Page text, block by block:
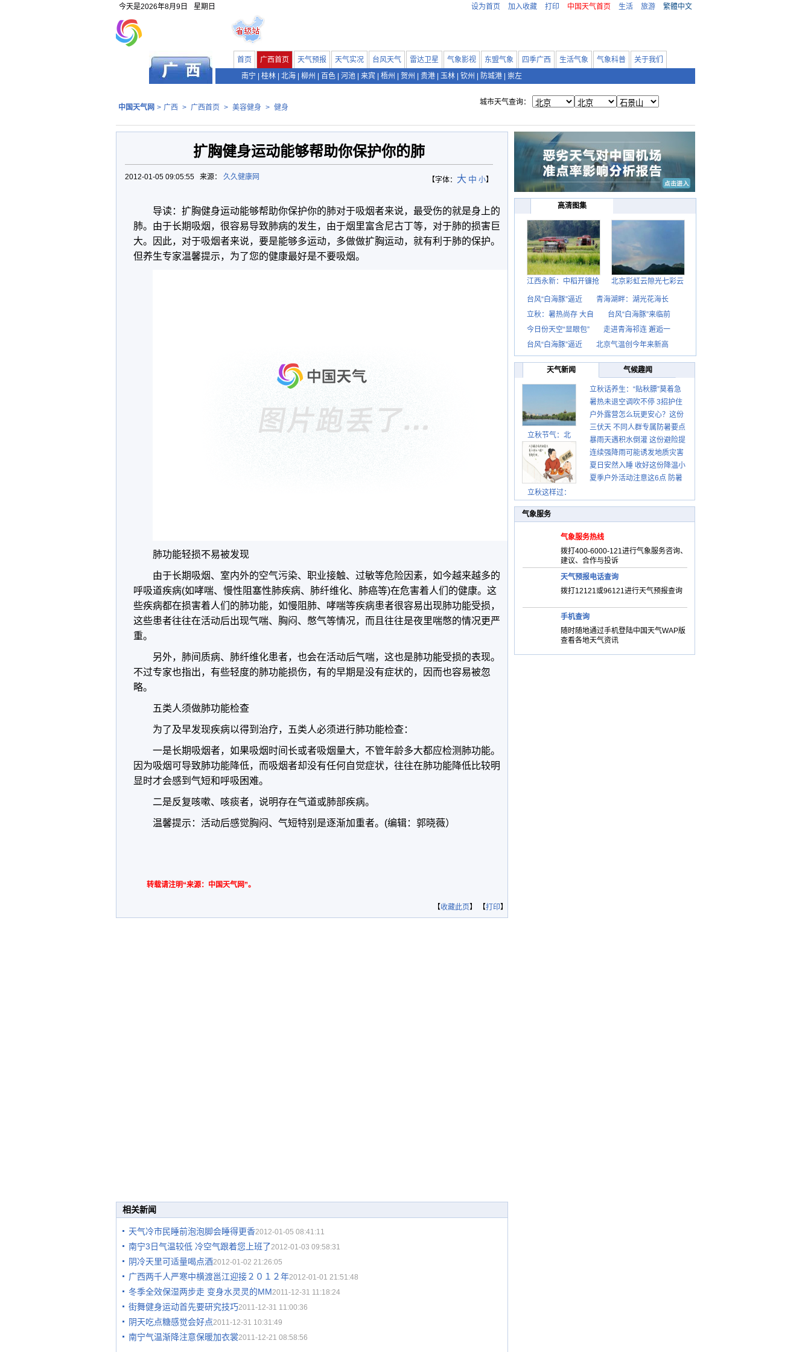
今天是2026年8月9日 星期日 设为首页 加入收藏 打印 中国天气首页 生活 旅游 繁體中文
首页 广西首页 天气预报 天气实况 台风天气 雷达卫星 气象影视 东盟气象 四季广西 生活气象 气象科普
关于我们
南宁
桂林 北海 柳州 百色 河池 来宾 梧州 贺州 贵港 玉林 钦州 防城港 崇左
中国天气网 > 广西 > 广西首页 > 美容健身 > 健身
城市天气查询：
扩胸健身运动能够帮助你保护你的肺
【字体： 大 中 小】
2012-01-05 09:05:55 来源： 久久健康网
导读：扩胸健身运动能够帮助你保护你的肺对于吸烟者来说，最受伤的就是身上的
肺。由于长期吸烟，很容易导致肺病的发生，由于烟里富含尼古丁等，对于肺的损害巨
大。因此，对于吸烟者来说，要是能够多运动，多做做扩胸运动，就有利于肺的保护。
但养生专家温馨提示，为了您的健康最好是不要吸烟。
肺功能轻损不易被发现
由于长期吸烟、室内外的空气污染、职业接触、过敏等危险因素，如今越来越多的
呼吸道疾病(如哮喘、慢性阻塞性肺疾病、肺纤维化、肺癌等)在危害着人们的健康。这
些疾病都在损害着人们的肺功能，如慢阻肺、哮喘等疾病患者很容易出现肺功能受损，
这些患者往往在活动后出现气喘、胸闷、憋气等情况，而且往往是夜里喘憋的情况更严
重。
另外，肺间质病、肺纤维化患者，也会在活动后气喘，这也是肺功能受损的表现。
不过专家也指出，有些轻度的肺功能损伤，有的早期是没有症状的，因而也容易被忽
略。
五类人须做肺功能检查
为了及早发现疾病以得到治疗，五类人必须进行肺功能检查：
一是长期吸烟者，如果吸烟时间长或者吸烟量大，不管年龄多大都应检测肺功能。
因为吸烟可导致肺功能降低，而吸烟者却没有任何自觉症状，往往在肺功能降低比较明
显时才会感到气短和呼吸困难。
二是反复咳嗽、咳痰者，说明存在气道或肺部疾病。
温馨提示：活动后感觉胸闷、气短特别是逐渐加重者。(编辑：郭晓薇）
转载请注明“来源：中国天气网”。
【收藏此页】 【打印】
相关新闻
天气冷市民睡前泡泡脚会睡得更香2012-01-05 08:41:11
南宁3日气温较低 冷空气跟着您上班了2012-01-03 09:58:31
阴冷天里可适量喝点酒2012-01-02 21:26:05
广西两千人严寒中横渡邕江迎接２０１２年2012-01-01 21:51:48
冬季全效保湿两步走 变身水灵灵的MM2011-12-31 11:18:24
街舞健身运动首先要研究技巧2011-12-31 11:00:36
阴天吃点糖感觉会好点2011-12-31 10:31:49
南宁气温渐降注意保暖加衣裳2011-12-21 08:58:56
高清图集
江西永新：中稻开镰抢 北京彩虹云隙光七彩云
台风“白海豚”逼近
青海湖畔：湖光花海长
立秋：暑热尚存 大自
台风“白海豚”来临前
今日份天空“显眼包”
走进青海祁连 邂逅一
台风“白海豚”逼近
北京气温创今年来新高
天气新闻 气候趣闻
立秋节气：北
立秋这样过：
立秋话养生：“贴秋膘”莫着急
先清暑再防燥
暑热未退空调吹不停 3招护住
肩颈不酸痛
户外露营怎么玩更安心？这份
攻略请收好
三伏天 不同人群专属防暑要点
请收好
暴雨天遇积水倒灌 这份避险提
示请收好
连续强降雨可能诱发地质灾害
这些前兆要知道
夏日安然入睡 收好这份降温小
贴士
夏季户外活动注意这6点 防暑
气象服务
气象服务热线
拨打400-6000-121进行气象服务咨询、
建议、合作与投诉
天气预报电话查询
拨打12121或96121进行天气预报查询
手机查询
随时随地通过手机登陆中国天气WAP版
查看各地天气资讯